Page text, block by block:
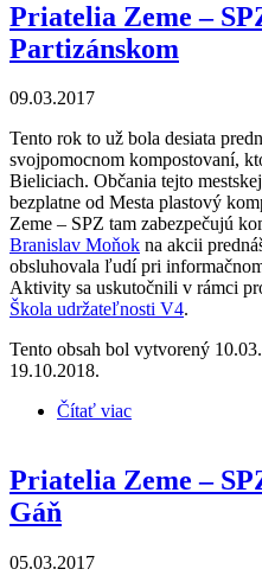
Priatelia Zeme –
Partizánskom
09.03.2017
Tento rok to už bola desiata
svojpomocnom kompostovaní,
Bieliciach. Občania tejto
bezplatne od Mesta plastový
Zeme – SPZ tam zabezpečujú
Branislav Moňok na akcii
obsluhovala ľudí pri
Aktivity sa uskutočnili v rámci
Škola udržateľnosti V4.
Tento obsah bol vytvorený
19.10.2018.
Čítať viac
Priatelia Zeme –
Gáň
05.03.2017